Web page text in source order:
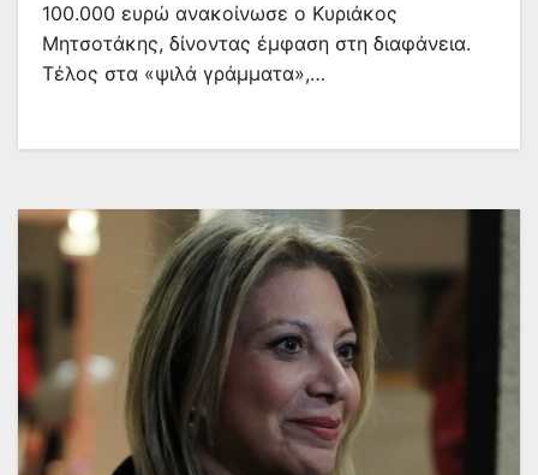
100.000 ευρώ ανακοίνωσε ο Κυριάκος
Μητσοτάκης, δίνοντας έμφαση στη διαφάνεια.
Τέλος στα «ψιλά γράμματα»,…